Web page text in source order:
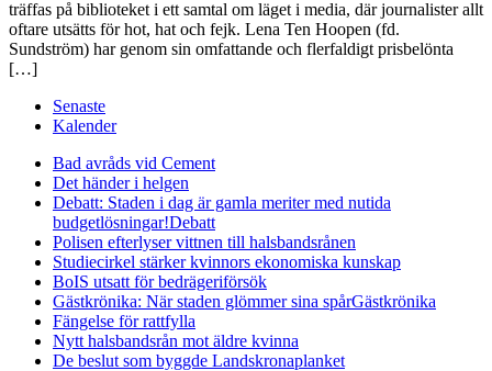
träffas på biblioteket i ett samtal om läget i media, där journalister allt
oftare utsätts för hot, hat och fejk. Lena Ten Hoopen (fd.
Sundström) har genom sin omfattande och flerfaldigt prisbelönta
[…]
Senaste
Kalender
Bad avråds vid Cement
Det händer i helgen
Debatt: Staden i dag är gamla meriter med nutida
budgetlösningar!Debatt
Polisen efterlyser vittnen till halsbandsrånen
Studiecirkel stärker kvinnors ekonomiska kunskap
BoIS utsatt för bedrägeriförsök
Gästkrönika: När staden glömmer sina spårGästkrönika
Fängelse för rattfylla
Nytt halsbandsrån mot äldre kvinna
De beslut som byggde Landskronaplanket